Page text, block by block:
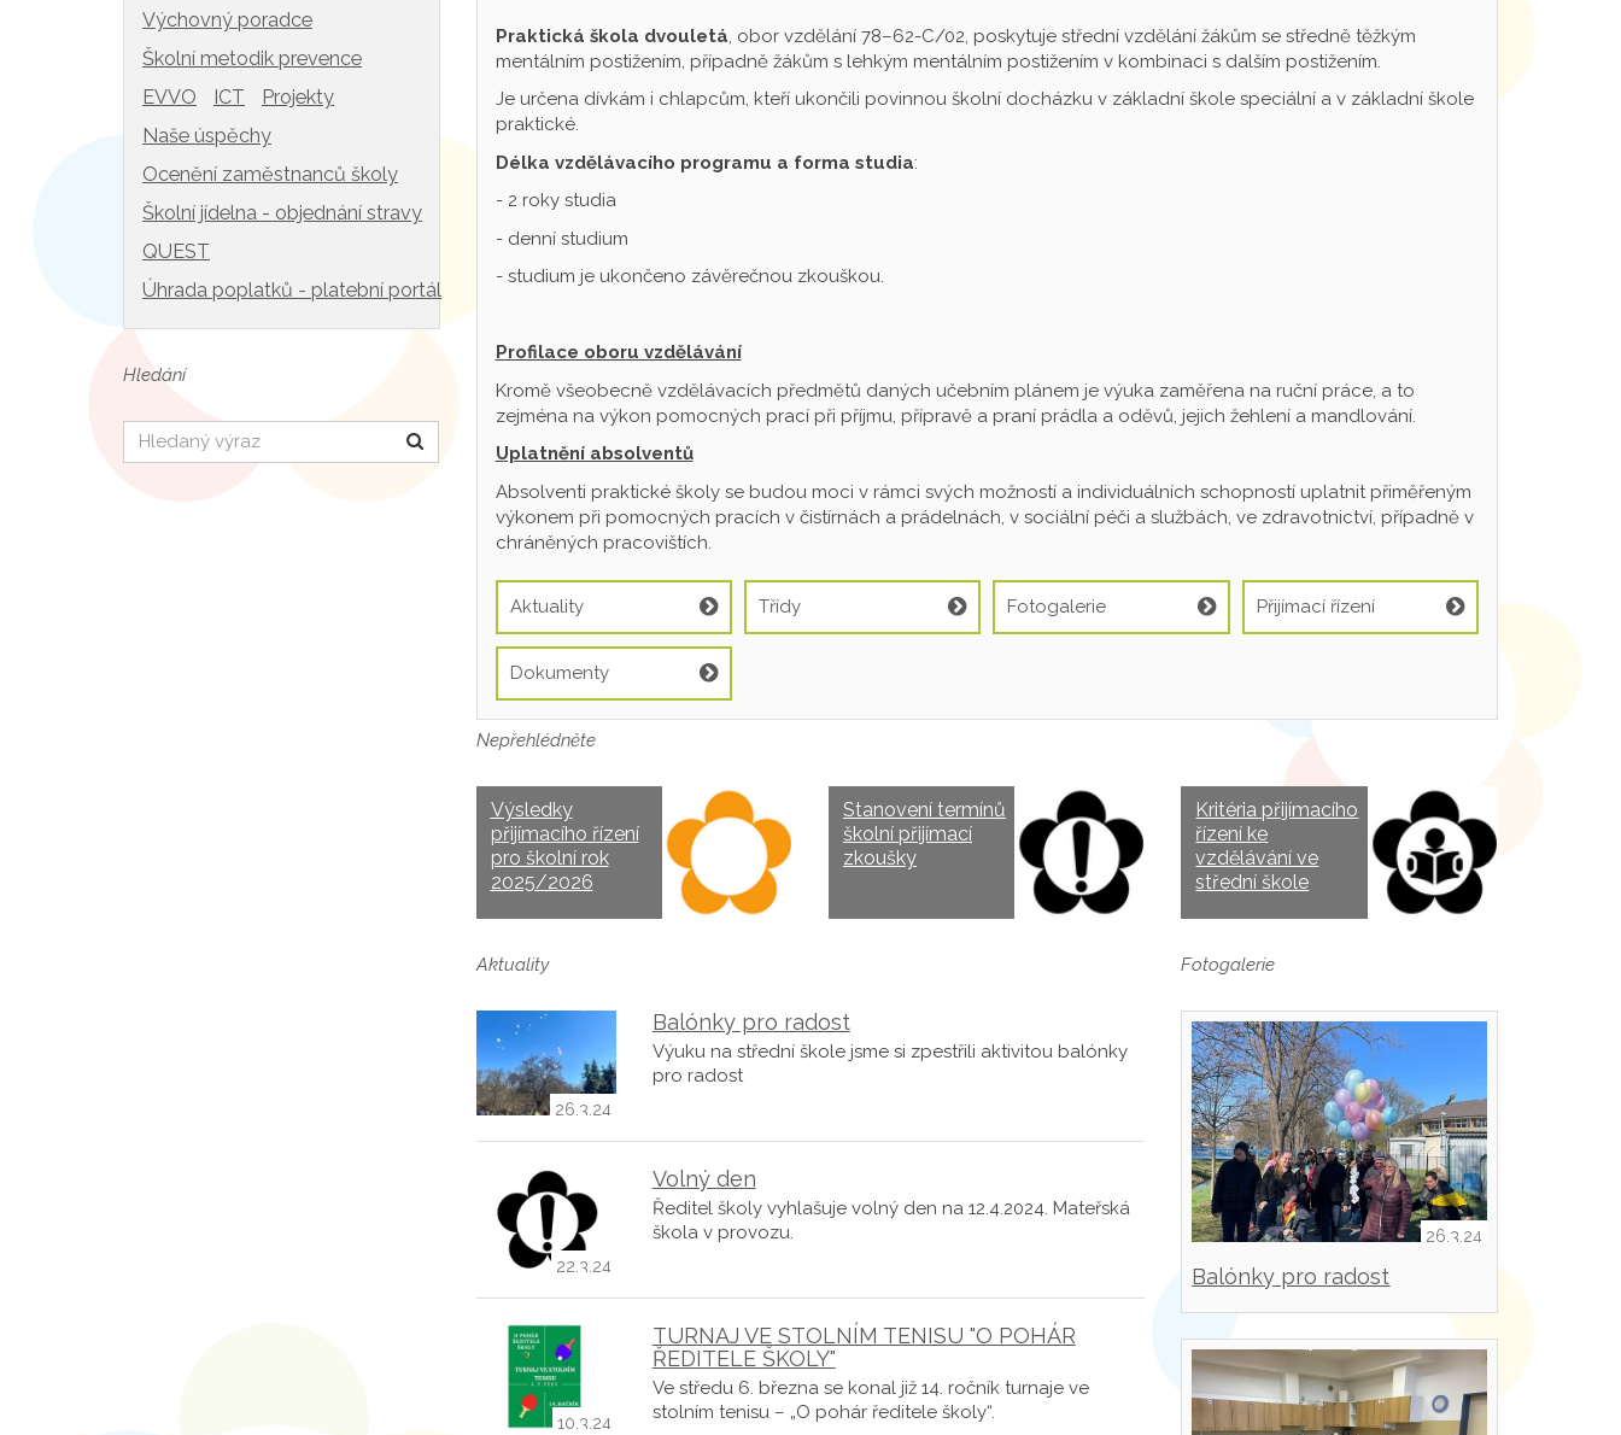
Výchovný poradce
Školní metodik prevence
EVVO
ICT
Projekty
Naše úspěchy
Ocenění zaměstnanců školy
Školní jídelna - objednání stravy
QUEST
Úhrada poplatků - platební portál
Hledání
Hledat
Praktická škola dvouletá, obor vzdělání 78–62-C/02, poskytuje střední vzdělání žákům se středně těžkým
mentálním postižením, případně žákům s lehkým mentálním postižením v kombinaci s dalším postižením.
Je určena dívkám i chlapcům, kteří ukončili povinnou školní docházku v základní škole speciální a v základní škole
praktické.
Délka vzdělávacího programu a forma studia:
- 2 roky studia
- denní studium
- studium je ukončeno závěrečnou zkouškou.
Profilace oboru vzdělávání
Kromě všeobecně vzdělávacích předmětů daných učebním plánem je výuka zaměřena na ruční práce, a to
zejména na výkon pomocných prací při příjmu, přípravě a praní prádla a oděvů, jejich žehlení a mandlování.
Uplatnění absolventů
Absolventi praktické školy se budou moci v rámci svých možností a individuálních schopností uplatnit přiměřeným
výkonem při pomocných pracích v čistírnách a prádelnách, v sociální péči a službách, ve zdravotnictví, případně v
chráněných pracovištích.
Aktuality Třídy Fotogalerie Přijímací řízení
Dokumenty
Nepřehlédněte
Výsledky
přijímacího řízení
pro školní rok
2025/2026
Stanovení termínů
školní přijímací
zkoušky
Kritéria přijímacího
řízení ke
vzdělávání ve
střední škole
Aktuality
26.3.24
Balónky pro radost
Výuku na střední škole jsme si zpestřili aktivitou balónky
pro radost
22.3.24
Volný den
Ředitel školy vyhlašuje volný den na 12.4.2024. Mateřská
škola v provozu.
10.3.24
TURNAJ VE STOLNÍM TENISU "O POHÁR
ŘEDITELE ŠKOLY"
Ve středu 6. března se konal již 14. ročník turnaje ve
stolním tenisu – „O pohár ředitele školy“.
Fotogalerie
26.3.24
Balónky pro radost